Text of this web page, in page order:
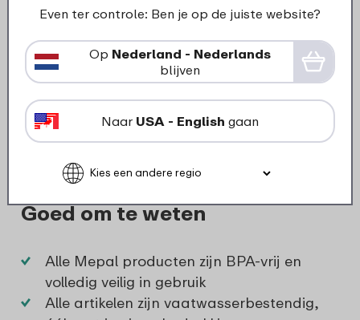
Goed om te weten
Alle Mepal producten zijn BPA-vrij en
volledig veilig in gebruik
Alle artikelen zijn vaatwasserbestendig,
Even ter controle: Ben je op de juiste website?
Op Nederland - Nederlands
blijven
Naar USA - English gaan